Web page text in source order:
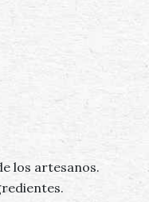
los artesanos.